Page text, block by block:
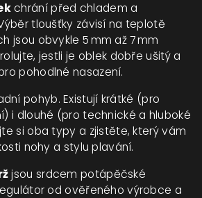
chrání před chladem a
tloušťky závisí na teplotě
jsou obvykle 5 mm až 7 mm
jestli je oblek dobře ušitý a
pohodlné nasazení.
pohyb. Existují krátké (pro
i dlouhé (pro technické a hluboké
si oba typy a zjistěte, který vám
nohy a stylu plavání.
jsou srdcem potápěčské
od ověřeného výrobce a